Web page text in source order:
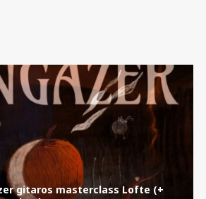
gitaros masterclass Lofte (+